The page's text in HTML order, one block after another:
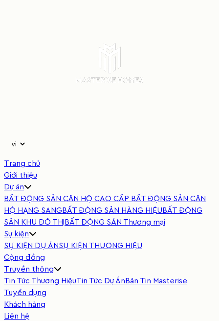
Trang chủ
Giới thiệu
Dự án
BẤT ĐỘNG SẢN CĂN HỘ CAO CẤP BẤT ĐỘNG SẢN CĂN
HỘ HẠNG SANG BẤT ĐỘNG SẢN HÀNG HIỆU BẤT ĐỘNG
SẢN KHU ĐÔ THỊ BẤT ĐỘNG SẢN Thương mại
Sự kiện
SỰ KIỆN DỰ ÁNSỰ KIỆN THƯƠNG HIỆU
Cộng đồng
Truyền thông
Tin Tức Thương HiệuTin Tức Dự Án Bản Tin Masterise
Tuyển dụng
Khách hàng
Liên hệ